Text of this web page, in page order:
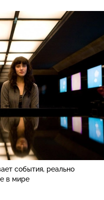
события, реально
в мире